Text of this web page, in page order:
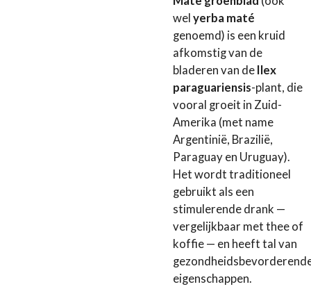
wel yerba maté
genoemd) is een kruid
afkomstig van de
bladeren van de
Ilex
paraguariensis-plant, die
vooral groeit in Zuid-
Amerika (met name
Argentinië, Brazilië,
Paraguay en Uruguay).
Het wordt traditioneel
gebruikt als een
stimulerende drank —
vergelijkbaar met thee of
koffie — en heeft tal van
eigenschappen.